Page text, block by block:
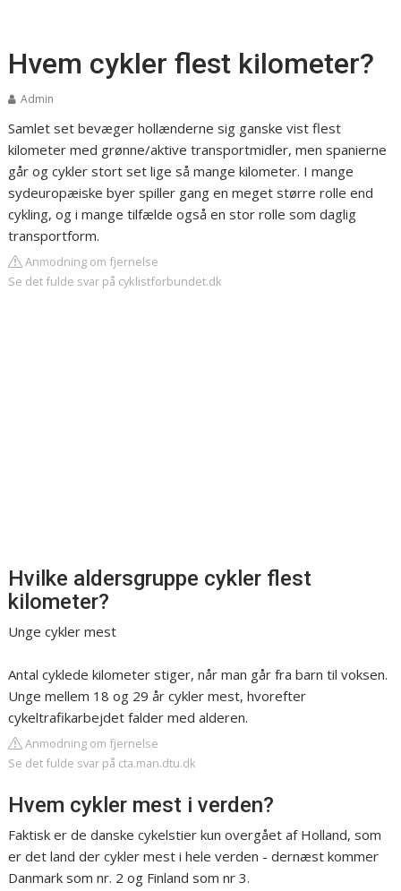
Hvem cykler flest kilometer?
Admin
Samlet set bevæger hollænderne sig ganske vist flest
kilometer med grønne/aktive transportmidler, men spanierne
går og cykler stort set lige så mange kilometer. I mange
sydeuropæiske byer spiller gang en meget større rolle end
cykling, og i mange tilfælde også en stor rolle som daglig
transportform.
Anmodning om fjernelse
Se det fulde svar på cyklistforbundet.dk
Hvilke aldersgruppe cykler flest
kilometer?
Unge cykler mest
Antal cyklede kilometer stiger, når man går fra barn til voksen.
Unge mellem 18 og 29 år cykler mest, hvorefter
cykeltrafikarbejdet falder med alderen.
Anmodning om fjernelse
Se det fulde svar på cta.man.dtu.dk
Hvem cykler mest i verden?
Faktisk er de danske cykelstier kun overgået af Holland, som
er det land der cykler mest i hele verden - dernæst kommer
Danmark som nr. 2 og Finland som nr 3.